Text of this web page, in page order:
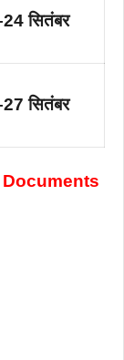
सितंबर
सितंबर
Documents